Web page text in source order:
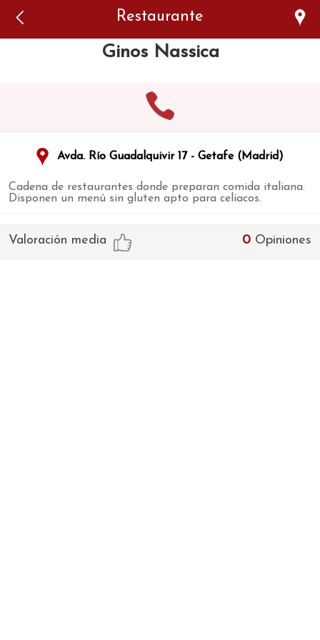
Restaurante
Ginos Nassica
Avda. Río Guadalquivir 17 - Getafe (Madrid)
Cadena de restaurantes donde preparan comida italiana.
Disponen un menú sin gluten apto para celiacos.
0 Opiniones
Valoración media
authorized to show the cookie declaration for domain group
ID 546ddaab-b478-4440-aa8a-3b0205284212. Please add it to
the domain group in the Cookiebot Manager to authorize